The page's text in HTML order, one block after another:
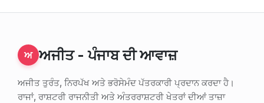
ਅ ਅਜੀਤ - ਪੰਜਾਬ ਦੀ ਆਵਾਜ਼
ਅਜੀਤ ਤੁਰੰਤ, ਨਿਰਪੱਖ ਅਤੇ ਭਰੋਸੇਮੰਦ ਪੱਤਰਕਾਰੀ ਪ੍ਰਦਾਨ ਕਰਦਾ ਹੈ।
ਰਾਜਾਂ, ਰਾਸ਼ਟਰੀ ਰਾਜਨੀਤੀ ਅਤੇ ਅੰਤਰਰਾਸ਼ਟਰੀ ਖੇਤਰਾਂ ਦੀਆਂ ਤਾਜ਼ਾ